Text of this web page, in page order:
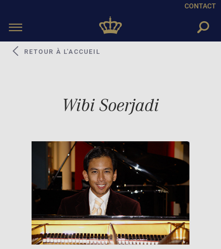
CONTACT
Toggle
Wibi Soerjadi
RETOUR À L'ACCUEIL